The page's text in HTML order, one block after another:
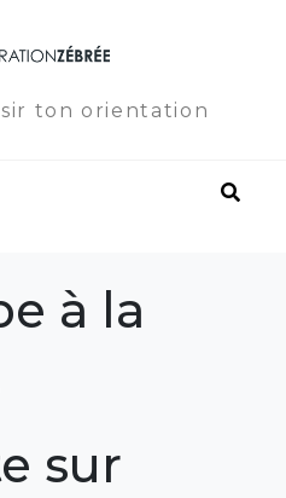
ton orientation
à la
sur